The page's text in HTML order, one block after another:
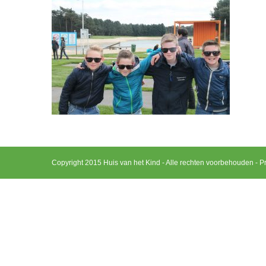
Copyright 2015 Huis van het Kind - Alle rechten voorbehouden -